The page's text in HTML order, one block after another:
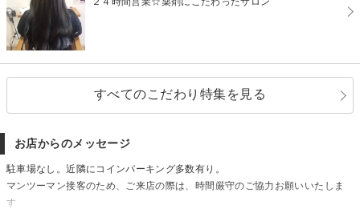
すべてのこだわり特集を見る
お店からのメッセージ
駐車場なし。近隣にコインパーキング多数有り。
マンツーマン接客のため、ご来店の際は、時間厳守のご協力お願いいたしま
す